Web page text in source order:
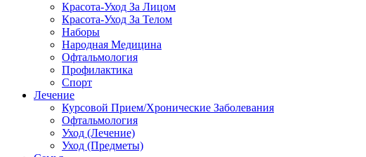
Красота-Уход За Лицом
Красота-Уход За Телом
Наборы
Народная Медицина
Офтальмология
Профилактика
Спорт
Лечение
Курсовой Прием/Хронические Заболевания
Офтальмология
Уход (Лечение)
Уход (Предметы)